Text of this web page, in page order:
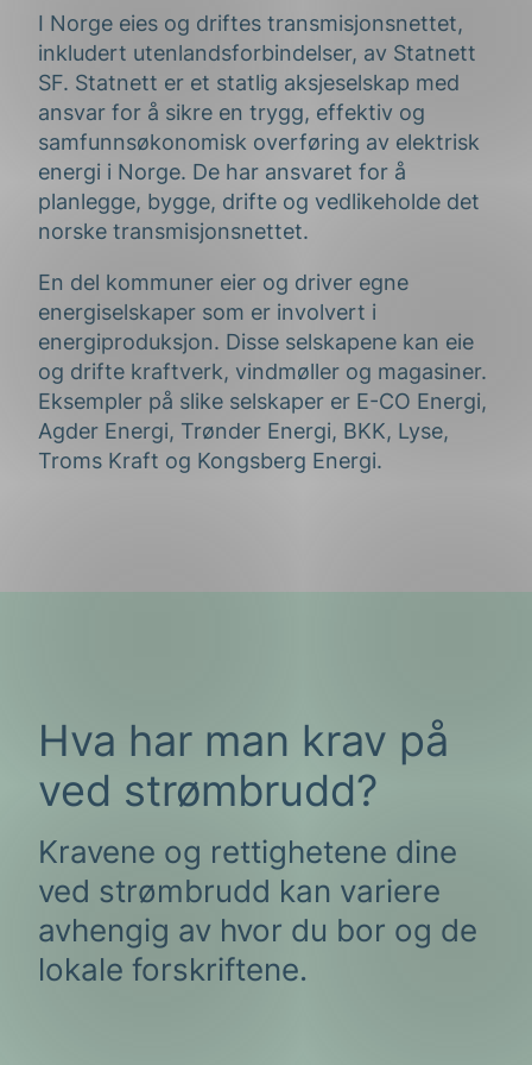
I Norge eies og driftes transmisjonsnettet,
inkludert utenlandsforbindelser, av Statnett
SF. Statnett er et statlig aksjeselskap med
ansvar for å sikre en trygg, effektiv og
samfunnsøkonomisk overføring av elektrisk
energi i Norge. De har ansvaret for å
planlegge, bygge, drifte og vedlikeholde det
norske transmisjonsnettet.
En del kommuner eier og driver egne
energiselskaper som er involvert i
energiproduksjon. Disse selskapene kan eie
og drifte kraftverk, vindmøller og magasiner.
Eksempler på slike selskaper er E-CO Energi,
Agder Energi, Trønder Energi, BKK, Lyse,
Troms Kraft og Kongsberg Energi.
Hva har man krav på
ved strømbrudd?
Kravene og rettighetene dine
ved strømbrudd kan variere
avhengig av hvor du bor og de
lokale forskriftene.